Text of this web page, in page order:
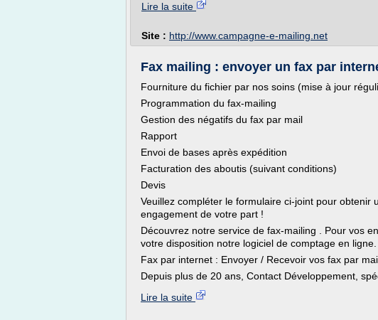
Lire la suite
Site : http://www.campagne-e-mailing.net
Fax mailing : envoyer un fax par
Fourniture du fichier par nos soins (mise à jour
Programmation du fax-mailing
Gestion des négatifs du fax par mail
Rapport
Envoi de bases après expédition
Facturation des aboutis (suivant conditions)
Devis
Veuillez compléter le formulaire ci-joint pour obtenir
engagement de votre part !
Découvrez notre service de fax-mailing . Pour vos
votre disposition notre logiciel de comptage en ligne.
Fax par internet : Envoyer / Recevoir vos fax par
Depuis plus de 20 ans, Contact Développement,
Lire la suite